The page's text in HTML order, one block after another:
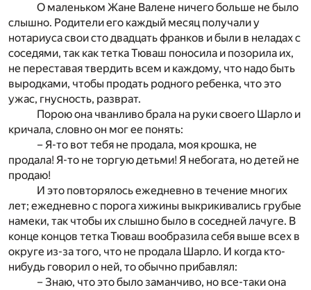
О маленьком Жане Валене ничего больше не было
слышно. Родители его каждый месяц получали у
нотариуса свои сто двадцать франков и были в неладах с
соседями, так как тетка Тюваш поносила и позорила их,
не переставая твердить всем и каждому, что надо быть
выродками, чтобы продать родного ребенка, что это
ужас, гнусность, разврат.
Порою она чванливо брала на руки своего Шарло и
кричала, словно он мог ее понять:
– Я-то вот тебя не продала, моя крошка, не
продала! Я-то не торгую детьми! Я небогата, но детей не
продаю!
И это повторялось ежедневно в течение многих
лет; ежедневно с порога хижины выкрикивались грубые
намеки, так чтобы их слышно было в соседней лачуге. В
конце концов тетка Тюваш вообразила себя выше всех в
округе из-за того, что не продала Шарло. И когда кто-
нибудь говорил о ней, то обычно прибавлял:
– Знаю, что это было заманчиво, но все-таки она